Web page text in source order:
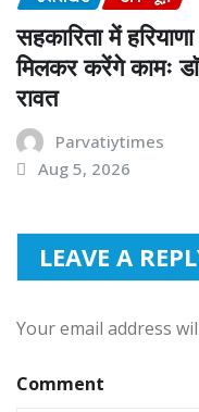
सहकारिता में
मिलकर करेंगे कामः
रावत
Parvatiytimes
Aug 5, 2026
LEAVE A
Your email address
Comment